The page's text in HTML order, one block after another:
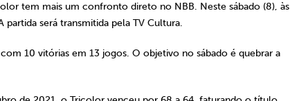
tem mais um confronto direto no NBB. Neste sábado (8), às
será transmitida pela TV Cultura.
10 vitórias em 13 jogos. O objetivo no sábado é quebrar a